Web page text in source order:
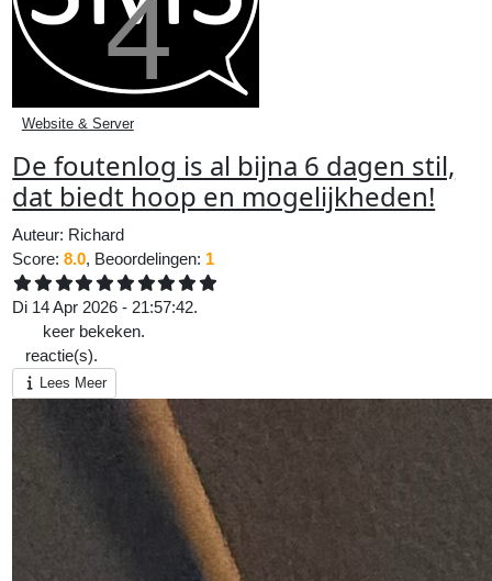
Website & Server
De foutenlog is al bijna 6 dagen stil,
dat biedt hoop en mogelijkheden!
Auteur: Richard
Score:8.0, Beoordelingen: 1
Di 14 Apr 2026 - 21:57:42.
keer bekeken.
reactie(s).
Lees Meer